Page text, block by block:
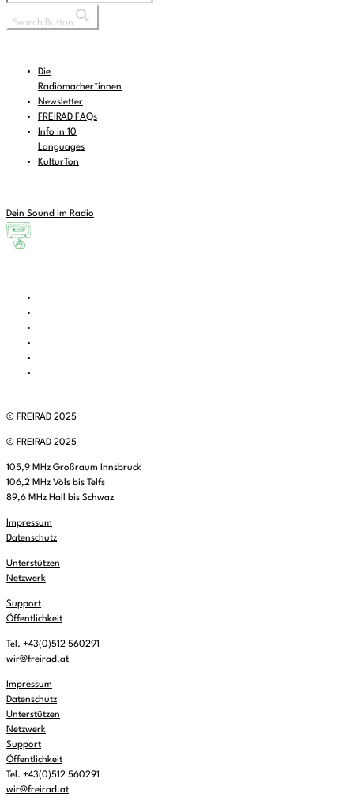
Search Button
Die
Radiomacher*innen
Newsletter
FREIRAD FAQs
Info in 10
Languages
KulturTon
Dein Sound im Radio
© FREIRAD 2025
© FREIRAD 2025
105,9 MHz Großraum Innsbruck
106,2 MHz Völs bis Telfs
89,6 MHz Hall bis Schwaz
Impressum
Datenschutz
Unterstützen
Netzwerk
Support
Öffentlichkeit
Tel. +43(0)512 560291
wir@freirad.at
Impressum
Datenschutz
Unterstützen
Netzwerk
Support
Öffentlichkeit
Tel. +43(0)512 560291
wir@freirad.at